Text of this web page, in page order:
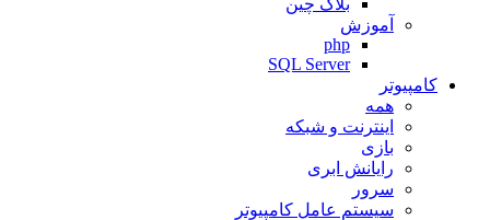
بلاک چین
آموزش
php
SQL Server
کامپیوتر
همه
اینترنت و شبکه
بازی
رایانش ابری
سرور
سیستم عامل کامپیوتر